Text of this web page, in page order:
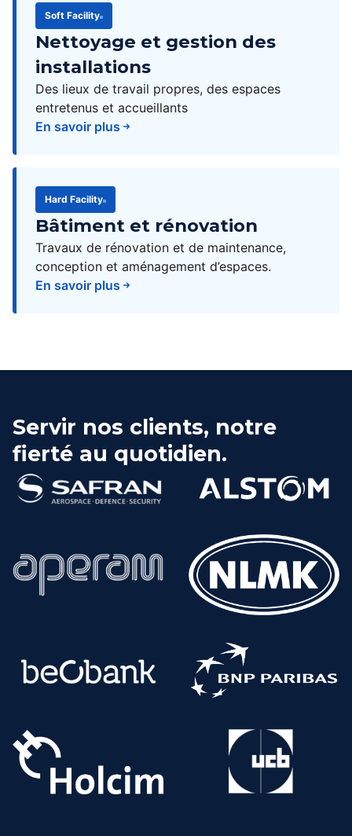
Soft Facility
Nettoyage et gestion des
installations
Des lieux de travail propres, des espaces
entretenus et accueillants
En savoir plus
Hard Facility
Bâtiment et rénovation
Travaux de rénovation et de maintenance,
conception et aménagement d’espaces.
En savoir plus
Servir nos clients, notre
fierté au quotidien.